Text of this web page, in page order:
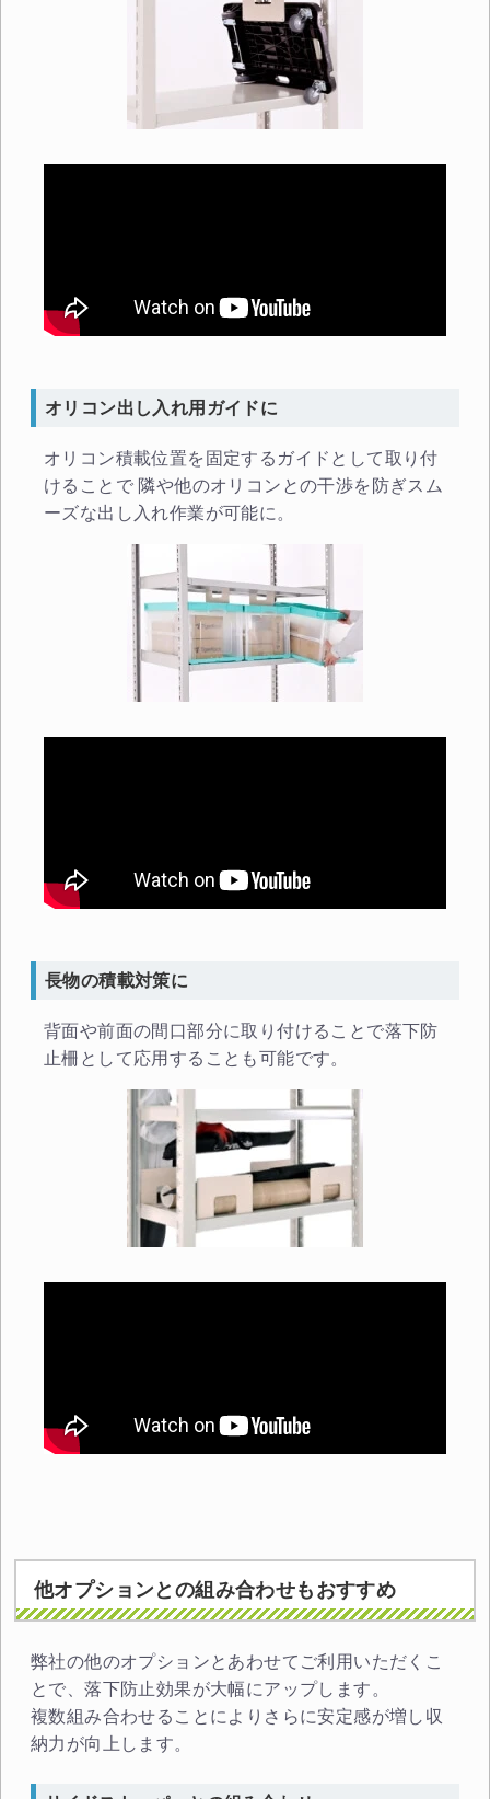
オリコン出し入れ用ガイドに
オリコン積載位置を固定するガイドとして取り付
けることで 隣や他のオリコンとの干渉を防ぎスム
ーズな出し入れ作業が可能に。
長物の積載対策に
背面や前面の間口部分に取り付けることで落下防
止柵として応用することも可能です。
他オプションとの組み合わせもおすすめ
弊社の他のオプションとあわせてご利用いただくこ
とで、落下防止効果が大幅にアップします。
複数組み合わせることによりさらに安定感が増し収
納力が向上します。
カートに追加しました。
スチールラック3台以上の場合、見積書にてお値引き保証い